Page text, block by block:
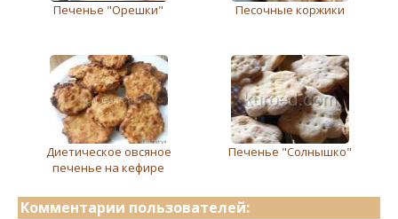
Печенье "Орешки" Песочные коржики
Диетическое овсяное
печенье на кефире
Печенье "Солнышко"
Комментарии пользователей: